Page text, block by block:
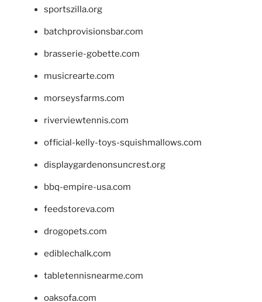
sportszilla.org
batchprovisionsbar.com
brasserie-gobette.com
musicrearte.com
morseysfarms.com
riverviewtennis.com
official-kelly-toys-squishmallows.com
displaygardenonsuncrest.org
bbq-empire-usa.com
feedstoreva.com
drogopets.com
ediblechalk.com
tabletennisnearme.com
oaksofa.com